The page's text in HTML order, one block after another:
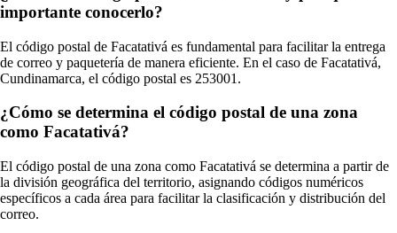
importante conocerlo?
El código postal de Facatativá es fundamental para facilitar la entrega
de correo y paquetería de manera eficiente. En el caso de Facatativá,
Cundinamarca, el código postal es 253001.
¿Cómo se determina el código postal de una zona
como Facatativá?
El código postal de una zona como Facatativá se determina a partir de
la división geográfica del territorio, asignando códigos numéricos
específicos a cada área para facilitar la clasificación y distribución del
correo.